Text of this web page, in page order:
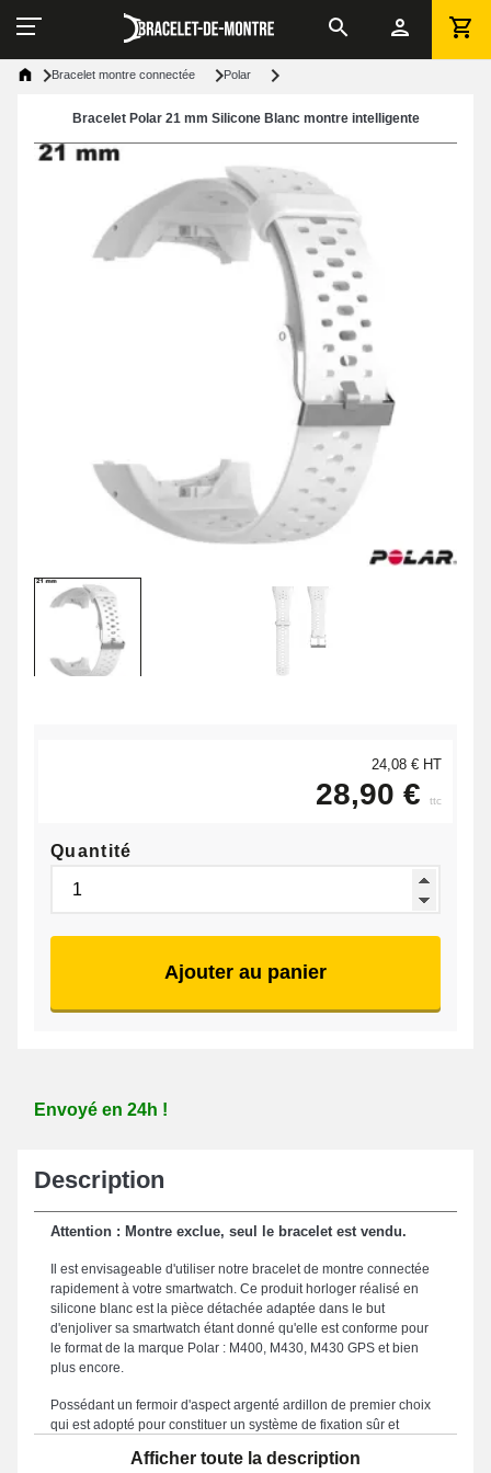
Bracelet montre connectée Polar
Bracelet Polar 21 mm Silicone Blanc montre intelligente
24,08 € HT
28,90 € ttc
Quantité
Ajouter au panier
Envoyé en 24h !
Description
Attention : Montre exclue, seul le bracelet est vendu.
Il est envisageable d'utiliser notre bracelet de montre connectée
rapidement à votre smartwatch. Ce produit horloger réalisé en
silicone blanc est la pièce détachée adaptée dans le but
d'enjoliver sa smartwatch étant donné qu'elle est conforme pour
le format de la marque Polar : M400, M430, M430 GPS et bien
plus encore.
Possédant un fermoir d'aspect argenté ardillon de premier choix
qui est adopté pour constituer un système de fixation sûr et
et une esthétique raffinée, ce bracelet smartwatch présente une
Afficher toute la description